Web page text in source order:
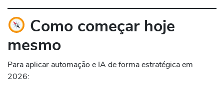
Como começar hoje
mesmo
Para aplicar automação e IA de forma estratégica em
2026: